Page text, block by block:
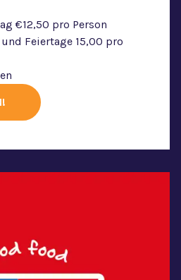
€12,50 pro Person
Feiertage 15,00 pro